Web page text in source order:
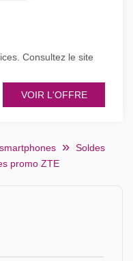
Consultez le site
VOIR L'OFFRE
Soldes
promo ZTE